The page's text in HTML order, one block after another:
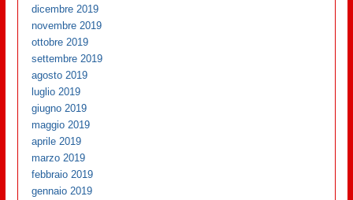
dicembre 2019
novembre 2019
ottobre 2019
settembre 2019
agosto 2019
luglio 2019
giugno 2019
maggio 2019
aprile 2019
marzo 2019
febbraio 2019
gennaio 2019